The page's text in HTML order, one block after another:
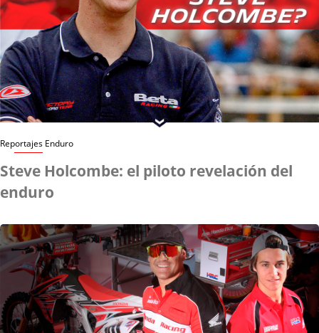
Reportajes Enduro
Steve Holcombe: el piloto revelación del
enduro